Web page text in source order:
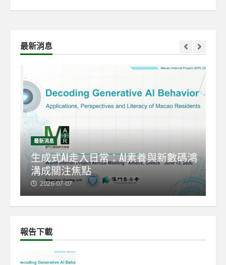
最新消息
最新消息
生成式AI走入日常：AI素養與新數碼鴻
溝成關注焦點
2026-07-07
報告下載